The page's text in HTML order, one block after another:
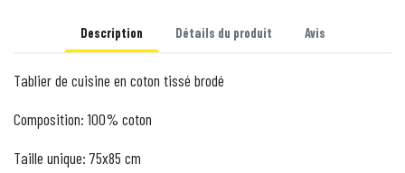
Description Détails du produit Avis
Tablier de cuisine en coton tissé brodé
Composition: 100% coton
Taille unique: 75x85 cm